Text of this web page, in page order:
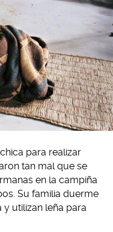
para realizar
tan mal que se
en la campiña
Su familia duerme
utilizan leña para